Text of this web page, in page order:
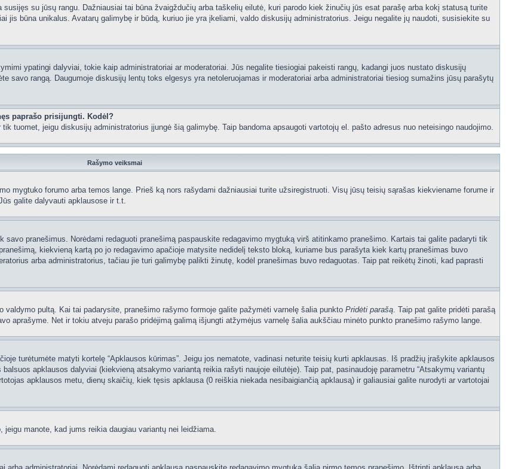
su jūsų rangu. Dažniausiai tai būna žvaigždučių arba taškelių eilutė, kuri parodo kiek žinučių jūs esat parašę arba kokį statusą turite
jis būna unikalus. Avatarų galimybę ir būdą, kuriuo jie yra įkeliami, valdo diskusijų administratorius. Jeigu negalite jų naudoti, susisiekite su
ypatingi dalyviai, tokie kaip administratoriai ar moderatoriai. Jūs negalite tiesiogiai pakeisti rangų, kadangi juos nustato diskusijų
savo rangą. Daugumoje diskusijų lentų toks elgesys yra netoleruojamas ir moderatoriai arba administratoriai tiesiog sumažins jūsų parašytų
paprašo prisijungti. Kodėl?
tuomet, jeigu diskusijų administratorius įjungė šią galimybę. Taip bandoma apsaugoti vartotojų el. pašto adresus nuo neteisingo naudojimo.
Rašymo veiksmai
mygtuko forumo arba temos lange. Prieš ką nors rašydami dažniausiai turite užsiregistruoti. Visų jūsų teisių sąrašas kiekviename forume ir
galite dalyvauti apklausose ir t.t.
pranešimus. Norėdami redaguoti pranešimą paspauskite redagavimo mygtuką virš atitinkamo pranešimo. Kartais tai galite padaryti tik
kiekvieną kartą po jo redagavimo apačioje matysite nedidelį teksto bloką, kuriame bus parašyta kiek kartų pranešimas buvo
arba administratorius, tačiau jie turi galimybę palikti žinutę, kodėl pranešimas buvo redaguotas. Taip pat reikėtų žinoti, kad paprasti
pultą. Kai tai padarysite, pranešimo rašymo formoje galite pažymėti varnelę šalia punkto Pridėti parašą. Taip pat galite pridėti parašą
aprašyme. Net ir tokiu atveju parašo pridėjimą galimą išjungti atžymėjus varnelę šalia aukščiau minėto punkto pranešimo rašymo lange.
turėtumėte matyti kortelę “Apklausos kūrimas”. Jeigu jos nematote, vadinasi neturite teisių kurti apklausas. Iš pradžių įrašykite apklausos
apklausos dalyviai (kiekvieną atsakymo variantą reikia rašyti naujoje eilutėje). Taip pat, pasinaudoję parametru “Atsakymų variantų
apklausos metu, dienų skaičių, kiek tęsis apklausa (0 reiškia niekada nesibaigiančią apklausą) ir galiausiai galite nurodyti ar vartotojai
manote, kad jums reikia daugiau variantų nei leidžiama.